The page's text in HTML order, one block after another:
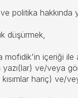
hakkında
düşürmek,
içeriği ile
ve/veya
hariç) ve/